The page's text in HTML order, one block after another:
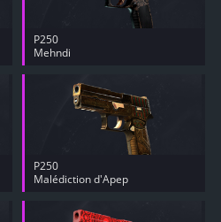
P250
Mehndi
P250
Malédiction d'Apep